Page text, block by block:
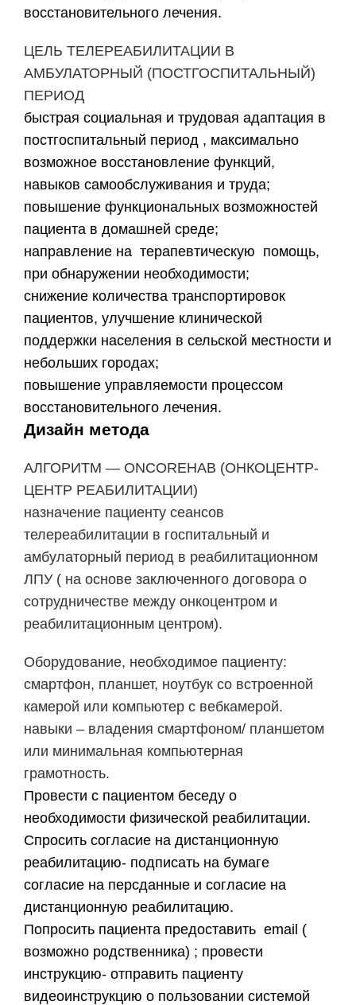
восстановительного лечения.
ЦЕЛЬ ТЕЛЕРЕАБИЛИТАЦИИ В
АМБУЛАТОРНЫЙ (ПОСТГОСПИТАЛЬНЫЙ)
ПЕРИОД
быстрая социальная и трудовая адаптация в
постгоспитальный период , максимально
возможное восстановление функций,
навыков самообслуживания и труда;
повышение функциональных возможностей
пациента в домашней среде;
направление на терапевтическую помощь,
при обнаружении необходимости;
снижение количества транспортировок
пациентов, улучшение клинической
поддержки населения в сельской местности и
небольших городах;
повышение управляемости процессом
восстановительного лечения.
Дизайн метода
АЛГОРИТМ — ONCOREHAB (ОНКОЦЕНТР-
ЦЕНТР РЕАБИЛИТАЦИИ)
назначение пациенту сеансов
телереабилитации в госпитальный и
амбулаторный период в реабилитационном
ЛПУ ( на основе заключенного договора о
сотрудничестве между онкоцентром и
реабилитационным центром).
Оборудование, необходимое пациенту:
смартфон, планшет, ноутбук со встроенной
камерой или компьютер с вебкамерой.
навыки – владения смартфоном/ планшетом
или минимальная компьютерная
грамотность.
Провести с пациентом беседу о
необходимости физической реабилитации.
Спросить согласие на дистанционную
реабилитацию- подписать на бумаге
согласие на персданные и согласие на
дистанционную реабилитацию.
Попросить пациента предоставить email (
возможно родственника) ; провести
инструкцию- отправить пациенту
видеоинструкцию о пользовании системой